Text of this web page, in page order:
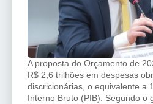
A proposta do Orçamento de
R$ 2,6 trilhões em despesas
discricionárias, o equivalente a
Interno Bruto (PIB). Segundo o